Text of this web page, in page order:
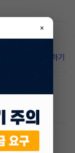
하세요. 앱 설치하기
어떠신가요
×